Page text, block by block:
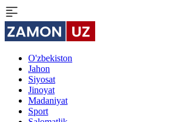
O'zbekiston
Jahon
Siyosat
Jinoyat
Madaniyat
Sport